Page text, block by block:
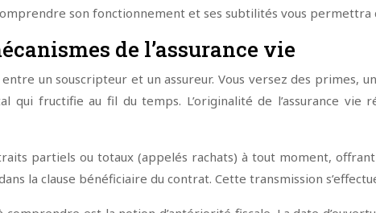
son fonctionnement et ses subtilités vous
de l’assurance vie
un souscripteur et un assureur. Vous versez des primes,
qui fructifie au fil du temps. L’originalité de l’assurance
partiels ou totaux (appelés rachats) à tout moment, offrant
la clause bénéficiaire du contrat. Cette transmission